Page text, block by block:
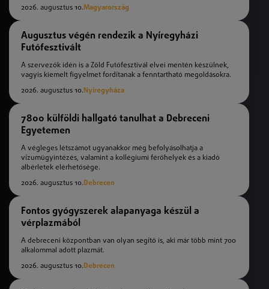
2026. augusztus 10.Magyarország
Augusztus végén rendezik a Nyíregyházi
Futófesztivált
A szervezők idén is a Zöld Futófesztivál elvei mentén készülnek,
vagyis kiemelt figyelmet fordítanak a fenntartható megoldásokra.
2026. augusztus 10. Nyíregyháza
7800 külföldi hallgató tanulhat a Debreceni
Egyetemen
A végleges létszámot ugyanakkor még befolyásolhatja a
vízumügyintézés, valamint a kollégiumi férőhelyek és a kiadó
albérletek elérhetősége.
2026. augusztus 10.Debrecen
Fontos gyógyszerek alapanyaga készül a
vérplazmából
A debreceni központban van olyan segítő is, aki már több mint 700
alkalommal adott plazmát.
2026. augusztus 10.Debrecen